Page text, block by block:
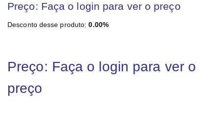
Preço: Faça o login para ver o preço
Desconto desse produto:0.00%
Preço: Faça o login para ver o
preço